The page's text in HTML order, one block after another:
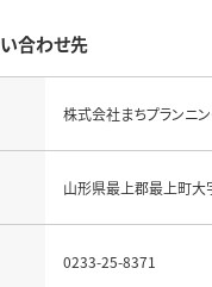
合わせ先
株式会社まちプランニ
山形県最上郡最上町大
0233-25-8371